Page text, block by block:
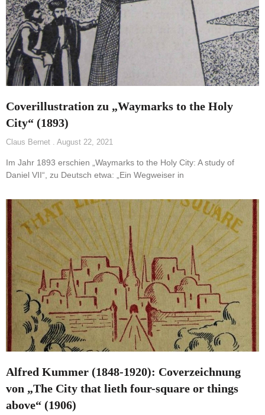
Coverillustration zu „Waymarks to the Holy
City“ (1893)
Claus Bernet August 22, 2021
Im Jahr 1893 erschien „Waymarks to the Holy City: A study of
Daniel VII“, zu Deutsch etwa: „Ein Wegweiser in
Alfred Kummer (1848-1920): Coverzeichnung
von „The City that lieth four-square or things
above“ (1906)